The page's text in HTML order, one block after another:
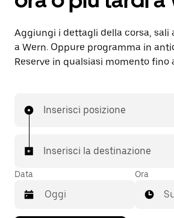
Aggiungi i dettagli della corsa, sali
a Wern. Oppure programma in
Reserve in qualsiasi momento fino
Inserisci posizione
Inserisci la destinazione
Data Ora